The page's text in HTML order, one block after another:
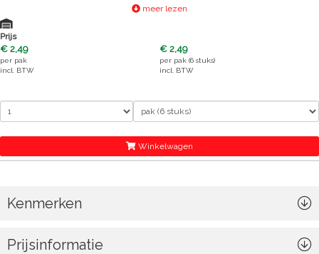
de kapotte zekering altijd voor een zekering met hetzelfde Amperage zoals
staat aangegeven op het uiteinde van de glaszekering.
meer lezen
Prijs
€ 2,49
per pak
incl. BTW
€ 2,49
per pak (6 stuks)
incl. BTW
Winkelwagen
Kenmerken
Prijsinformatie